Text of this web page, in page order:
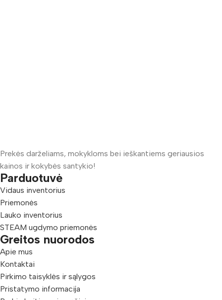
Prekės darželiams, mokykloms bei ieškantiems geriausios
kainos ir kokybės santykio!
Parduotuvė
Vidaus inventorius
Priemonės
Lauko inventorius
STEAM ugdymo priemonės
Greitos nuorodos
Apie mus
Kontaktai
Pirkimo taisyklės ir sąlygos
Pristatymo informacija